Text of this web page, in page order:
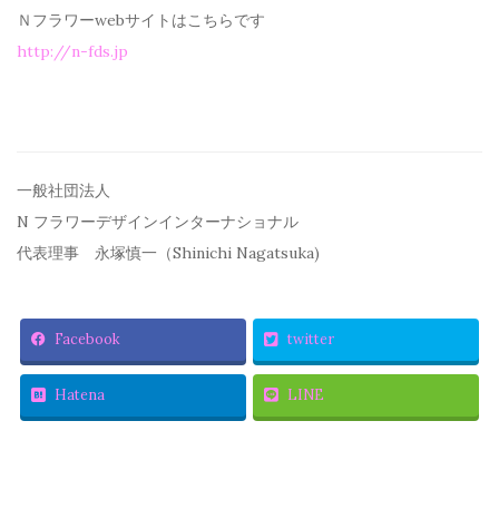
Ｎフラワーwebサイトはこちらです
http://n-fds.jp
一般社団法人
N フラワーデザインインターナショナル
代表理事 永塚慎一（Shinichi Nagatsuka)
Facebook twitter
Hatena LINE